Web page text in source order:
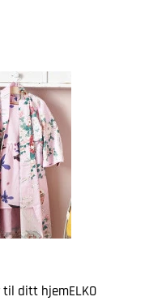
ditt hjemELKO